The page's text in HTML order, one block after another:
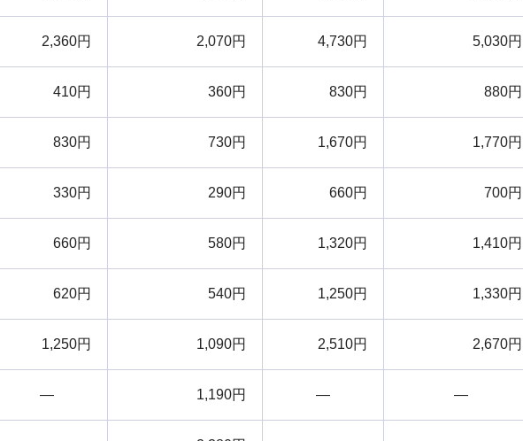
2,360円 2,070円 4,730円 5,030円
410円 360円 830円 880円
830円 730円 1,670円 1,770円
330円 290円 660円 700円
660円 580円 1,320円 1,410円
620円 540円 1,250円 1,330円
1,250円 1,090円 2,510円 2,670円
― 1,190円 ― ―